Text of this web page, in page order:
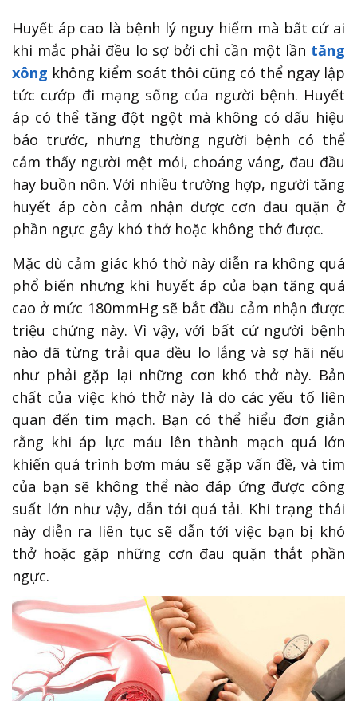
Huyết áp cao là bệnh lý nguy hiểm mà bất cứ ai
khi mắc phải đều lo sợ bởi chỉ cần một lần tăng
xông không kiểm soát thôi cũng có thể ngay lập
tức cướp đi mạng sống của người bệnh. Huyết
áp có thể tăng đột ngột mà không có dấu hiệu
báo trước, nhưng thường người bệnh có thể
cảm thấy người mệt mỏi, choáng váng, đau đầu
hay buồn nôn. Với nhiều trường hợp, người tăng
huyết áp còn cảm nhận được cơn đau quặn ở
phần ngực gây khó thở hoặc không thở được.
Mặc dù cảm giác khó thở này diễn ra không quá
phổ biến nhưng khi huyết áp của bạn tăng quá
cao ở mức 180mmHg sẽ bắt đầu cảm nhận được
triệu chứng này. Vì vậy, với bất cứ người bệnh
nào đã từng trải qua đều lo lắng và sợ hãi nếu
như phải gặp lại những cơn khó thở này. Bản
chất của việc khó thở này là do các yếu tố liên
quan đến tim mạch. Bạn có thể hiểu đơn giản
rằng khi áp lực máu lên thành mạch quá lớn
khiến quá trình bơm máu sẽ gặp vấn đề, và tim
của bạn sẽ không thể nào đáp ứng được công
suất lớn như vậy, dẫn tới quá tải. Khi trạng thái
này diễn ra liên tục sẽ dẫn tới việc bạn bị khó
thở hoặc gặp những cơn đau quặn thắt phần
ngực.